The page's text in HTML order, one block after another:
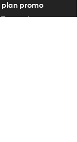
promo
semaines